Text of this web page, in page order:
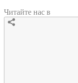
Читайте нас в